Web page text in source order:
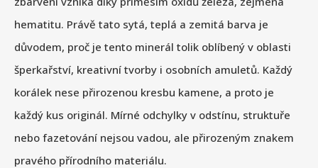
hematitu. Právě tato sytá, teplá a zemitá barva je
důvodem, proč je tento minerál tolik oblíbený v oblasti
šperkařství, kreativní tvorby i osobních amuletů. Každý
korálek nese přirozenou kresbu kamene, a proto je
každý kus originál. Mírné odchylky v odstínu, struktuře
nebo fazetování nejsou vadou, ale přirozeným znakem
pravého přírodního materiálu.